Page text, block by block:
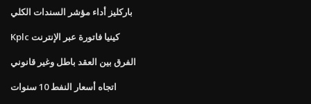
باركليز أداء مؤشر السندات الكلي
Kplc كينيا فاتورة عبر الإنترنت
الفرق بين العقد باطل وغير قانوني
اتجاه أسعار النفط 10 سنوات